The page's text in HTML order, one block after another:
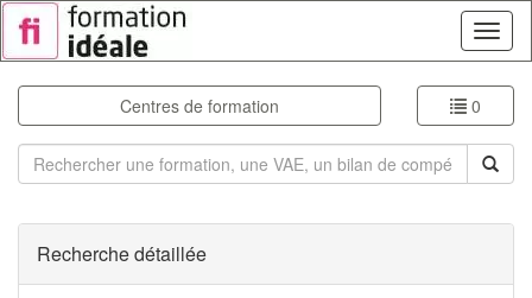
Centres de formation 0
Rechercher
Recherche détaillée